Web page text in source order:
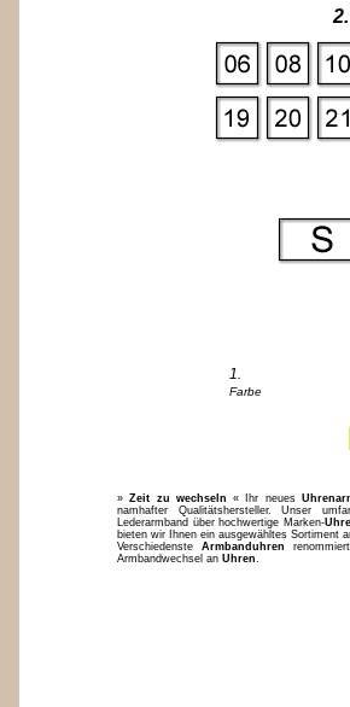
1.
Farbe
»Zeit zu wechseln « Ihr neues
namhafter Qualitätshersteller. Unser
Lederarmband über hochwertige Marken-
bieten wir Ihnen ein ausgewähltes Sortiment
Verschiedenste Armbanduhren
Armbandwechsel an Uhren.